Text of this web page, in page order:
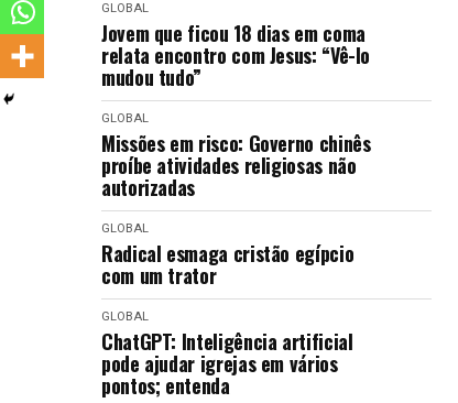
HOME
LANÇAMENTOS
GLOBAL
Jovem que ficou 18 dias em coma
relata encontro com Jesus: “Vê-lo
mudou tudo”
GLOBAL
Missões em risco: Governo chinês
proíbe atividades religiosas não
autorizadas
GLOBAL
Radical esmaga cristão egípcio
com um trator
GLOBAL
ChatGPT: Inteligência artificial
pode ajudar igrejas em vários
pontos; entenda